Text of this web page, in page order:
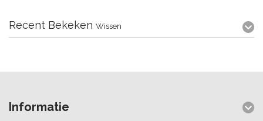
Recent Bekeken Wissen
Informatie